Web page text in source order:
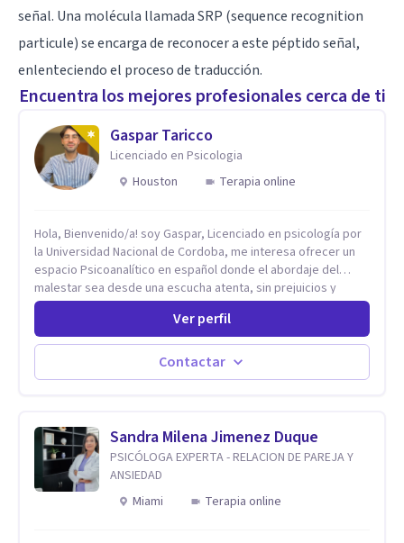
señal. Una molécula llamada SRP (sequence recognition
particule) se encarga de reconocer a este péptido señal,
enlenteciendo el proceso de traducción.
Encuentra los mejores profesionales cerca de ti
Gaspar Taricco
Licenciado en Psicologia
Houston
Terapia online
Hola, Bienvenido/a! soy Gaspar, Licenciado en psicología por
la Universidad Nacional de Cordoba, me interesa ofrecer un
espacio Psicoanalítico en español donde el abordaje del
malestar sea desde una escucha atenta, sin prejuicios y
rescatando lo singular de cada caso, sin caer en etiquetas.
Considero que todas las personas en algún momento pueden
sufrir y cada una por cuestiones particulares, es en mi
espacio donde se le dará un lugar a esas cuestiones
singulares de cada uno, para luego generar cambios. Soy una
investigo. Siempre en la búsqueda de ser un mejor
profesional.
Ver perfil
Contactar
Sandra Milena Jimenez Duque
PSICÓLOGA EXPERTA - RELACION DE PAREJA Y
ANSIEDAD
Miami
Terapia online